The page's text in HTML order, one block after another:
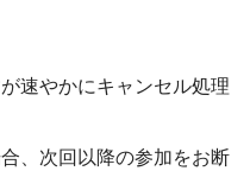
速やかにキャンセル処理
、次回以降の参加をお断